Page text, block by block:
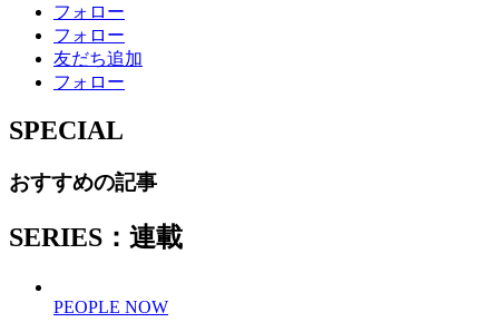
フォロー
フォロー
友だち追加
フォロー
SPECIAL
おすすめの記事
SERIES：連載
PEOPLE NOW